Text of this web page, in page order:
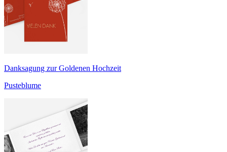
Danksagung zur Goldenen Hochzeit
Pusteblume